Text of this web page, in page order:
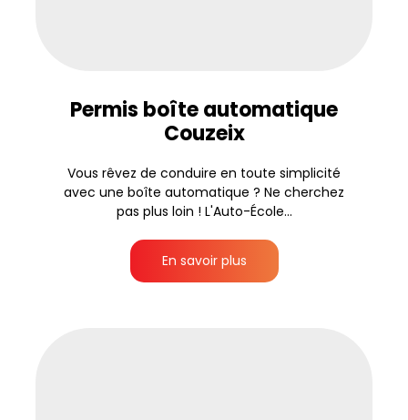
Permis boîte automatique
Couzeix
Vous rêvez de conduire en toute simplicité
avec une boîte automatique ? Ne cherchez
pas plus loin ! L'Auto-École...
En savoir plus